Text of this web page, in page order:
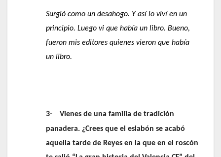
Surgió como un desahogo. Y así lo viví en un
principio. Luego vi que había un libro. Bueno,
fueron mis editores quienes vieron que había
un libro.
3-
Vienes de una familia de tradición
panadera. ¿Crees que el eslabón se acabó
aquella tarde de Reyes en la que en el roscón